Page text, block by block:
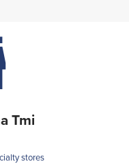
Tmi
stores